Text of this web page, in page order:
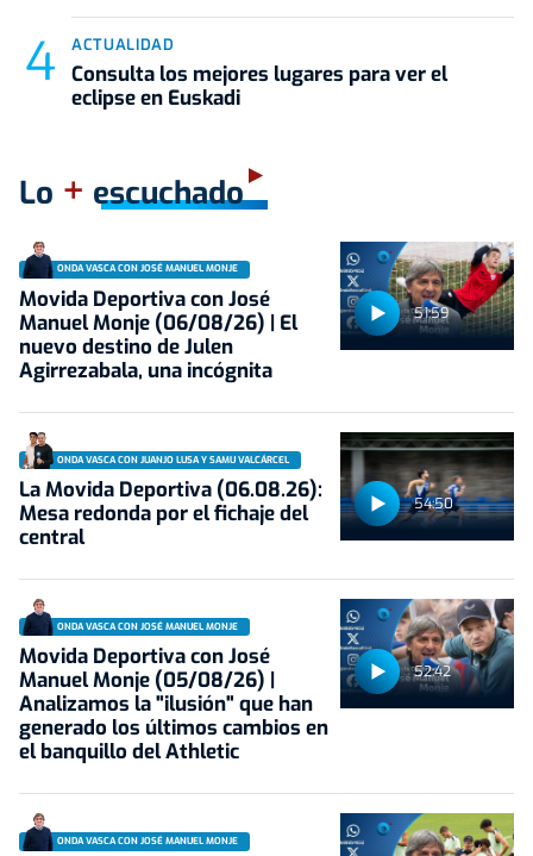
ACTUALIDAD
Consulta los mejores lugares para ver el
eclipse en Euskadi
Lo + escuchado
51:59
ONDA VASCA CON JOSÉ MANUEL MONJE
Movida Deportiva con José
Manuel Monje (06/08/26) | El
nuevo destino de Julen
Agirrezabala, una incógnita
54:50
ONDA VASCA CON JUANJO LUSA Y SAMU VALCÁRCEL
La Movida Deportiva (06.08.26):
Mesa redonda por el fichaje del
central
52:42
ONDA VASCA CON JOSÉ MANUEL MONJE
Movida Deportiva con José
Manuel Monje (05/08/26) |
Analizamos la "ilusión" que han
generado los últimos cambios en
el banquillo del Athletic
ONDA VASCA CON JOSÉ MANUEL MONJE